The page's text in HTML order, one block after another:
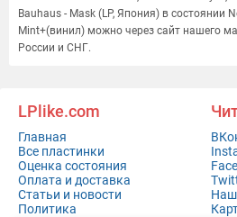
Bauhaus - Mask (LP, Япония) в состоянии
Mint+(винил) можно через сайт нашего
России и СНГ.
LPlike.com
Главная
Все пластинки
Оценка состояния
Оплата и доставка
Статьи и новости
Политика
Наш